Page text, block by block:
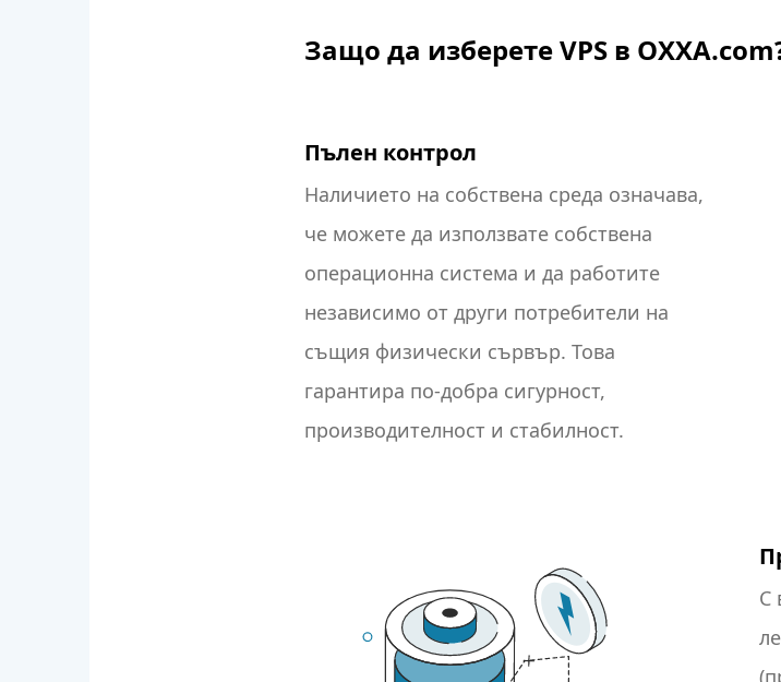
Защо да изберете VPS в
Пълен контрол
Наличието на собствена среда означава,
че можете да използвате собствена
операционна система и да работите
независимо от други потребители на
същия физически сървър. Това
гарантира по-добра сигурност,
производителност и стабилност.
С